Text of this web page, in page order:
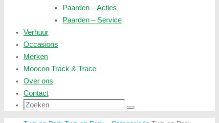
Paarden – Acties
Paarden – Service
Verhuur
Occasions
Merken
Moocon Track & Trace
Over ons
Contact
Zoeken
Zoeken